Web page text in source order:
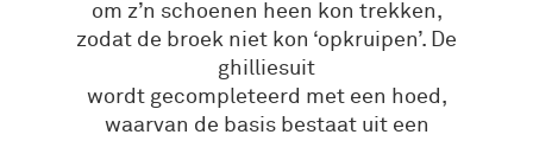
om z’n schoenen heen kon trekken,
zodat de broek niet kon ‘opkruipen’. De
ghilliesuit
wordt gecompleteerd met een hoed,
waarvan de basis bestaat uit een